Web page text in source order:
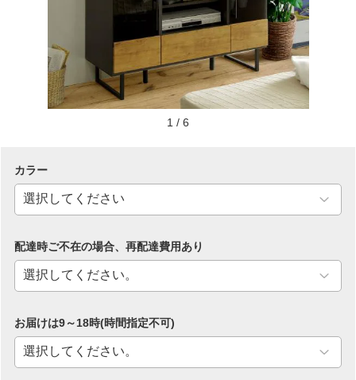
1 / 6
カラー
配達時ご不在の場合、再配達費用あり
お届けは9～18時(時間指定不可)